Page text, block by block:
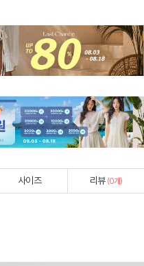
사이즈 리뷰 (0개)